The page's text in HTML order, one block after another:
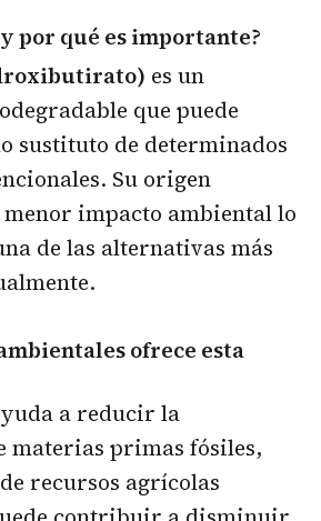
y por qué es importante?
es un
que puede
sustituto de determinados
Su origen
impacto ambiental lo
de las alternativas más
ofrece esta
a reducir la
materias primas fósiles,
recursos agrícolas